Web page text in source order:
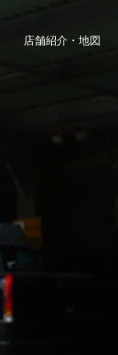
店舗紹介・地図